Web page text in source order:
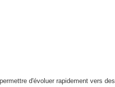
d'évoluer rapidement vers des